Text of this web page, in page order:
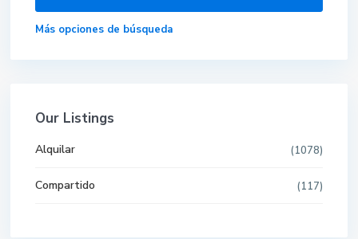
Más opciones de búsqueda
Our Listings
Alquilar (1078)
Compartido (117)